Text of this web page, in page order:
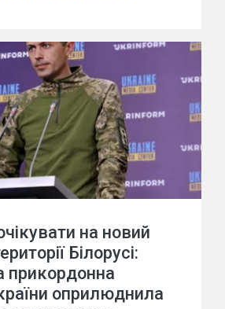
на новий
Білорусі:
оприлюднила